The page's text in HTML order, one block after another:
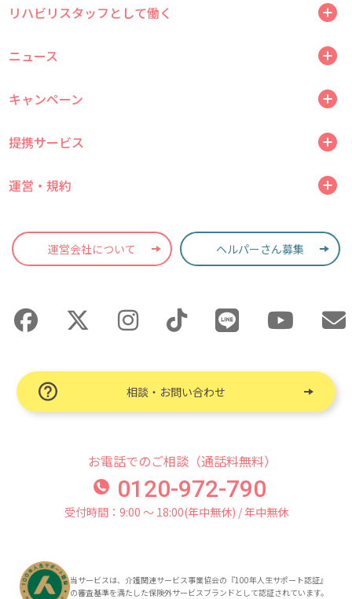
リハビリスタッフとして働く
ニュース
キャンペーン
提携サービス
運営・規約
運営会社について ヘルパーさん募集
相談・お問い合わせ
お電話でのご相談（通話料無料）
0120-972-790
受付時間：9:00 〜 18:00(年中無休) / 年中無休
当サービスは、介護関連サービス事業協会の『100年人生サポート認証』
の審査基準を満たした保険外サービスブランドとして認証されています。